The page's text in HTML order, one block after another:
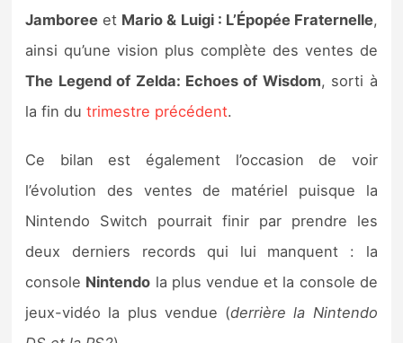
Jamboree et Mario & Luigi : L’Épopée Fraternelle,
ainsi qu’une vision plus complète des ventes de
The Legend of Zelda: Echoes of Wisdom, sorti à
la fin dutrimestre précédent.
Ce bilan est également l’occasion de voir
l’évolution des ventes de matériel puisque la
Nintendo Switch pourrait finir par prendre les
deux derniers records qui lui manquent : la
console Nintendo la plus vendue et la console de
jeux-vidéo la plus vendue (derrière la Nintendo